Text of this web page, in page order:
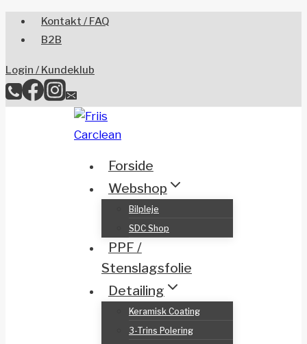
Skip
Kontakt / FAQ
B2B
Login / Kundeklub
Forside
Webshop
Bilpleje
SDC Shop
PPF /
Stenslagsfolie
Detailing
Keramisk Coating
3-Trins Polering